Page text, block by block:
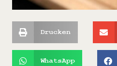
Drucken
WhatsApp